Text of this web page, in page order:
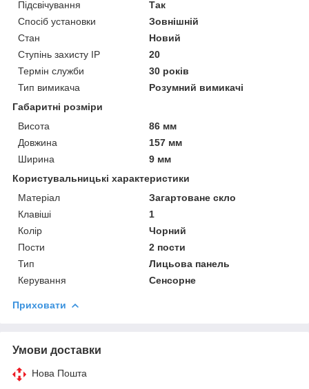
Підсвічування
Так
Спосіб установки
Зовнішній
Стан
Новий
Ступінь захисту IP
20
Термін служби
30 років
Тип вимикача
Розумний вимикачі
Габаритні розміри
Висота
86 мм
Довжина
157 мм
Ширина
9 мм
Користувальницькі характеристики
Матеріал
Загартоване скло
Клавіші
1
Колір
Чорний
Пости
2 пости
Тип
Лицьова панель
Керування
Сенсорне
Приховати
Умови доставки
Нова Пошта